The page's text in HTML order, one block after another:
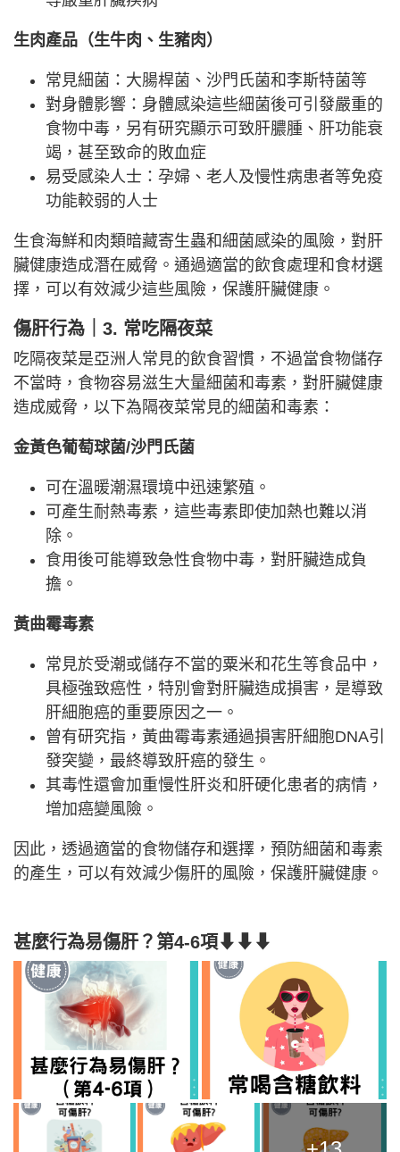
生肉產品（生牛肉、生豬肉）
常見細菌：大腸桿菌、沙門氏菌和李斯特菌等
對身體影響：身體感染這些細菌後可引發嚴重的
食物中毒，另有研究顯示可致肝膿腫、肝功能衰
竭，甚至致命的敗血症
易受感染人士：孕婦、老人及慢性病患者等免疫
功能較弱的人士
生食海鮮和肉類暗藏寄生蟲和細菌感染的風險，對肝
臟健康造成潛在威脅。通過適當的飲食處理和食材選
擇，可以有效減少這些風險，保護肝臟健康。
傷肝行為 3. 常吃隔夜菜
吃隔夜菜是亞洲人常見的飲食習慣，不過當食物儲存
不當時，食物容易滋生大量細菌和毒素，對肝臟健康
造成威脅，以下為隔夜菜常見的細菌和毒素：
金黃色葡萄球菌/沙門氏菌
可在溫暖潮濕環境中迅速繁殖。
可產生耐熱毒素，這些毒素即使加熱也難以消
除。
食用後可能導致急性食物中毒，對肝臟造成負
擔。
黃曲霉毒素
常見於受潮或儲存不當的粟米和花生等食品中，
具極強致癌性，特別會對肝臟造成損害，是導致
肝細胞癌的重要原因之一。
曾有研究指，黃曲霉毒素通過損害肝細胞DNA引
發突變，最終導致肝癌的發生。
其毒性還會加重慢性肝炎和肝硬化患者的病情，
增加癌變風險。
因此，透過適當的食物儲存和選擇，預防細菌和毒素
的產生，可以有效減少傷肝的風險，保護肝臟健康。
甚麼行為易傷肝？第4-6項⬇⬇⬇